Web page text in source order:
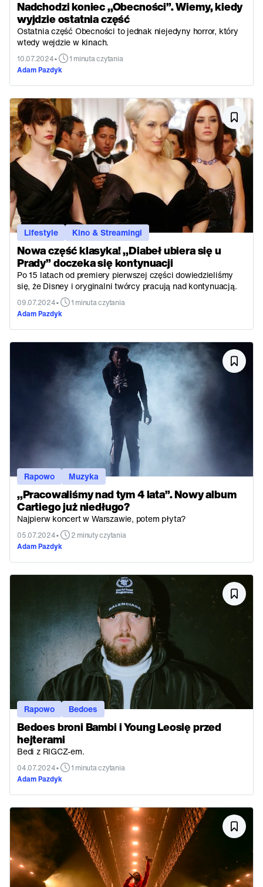
Nadchodzi koniec ,,Obecności”. Wiemy, kiedy
wyjdzie ostatnia część
Ostatnia część Obecności to jednak niejedyny horror, który
wtedy wejdzie w kinach.
10.07.2024•
1 minuta czytania
Adam Pazdyk
Nowa część klasyka! ,,Diabeł ubiera się u
Prady” doczeka się kontynuacji
Po 15 latach od premiery pierwszej części dowiedzieliśmy
się, że Disney i oryginalni twórcy pracują nad kontynuacją.
09.07.2024•
1 minuta czytania
Adam Pazdyk
Lifestyle Kino & Streamingi
,,Pracowaliśmy nad tym 4 lata”. Nowy album
Cartiego już niedługo?
Najpierw koncert w Warszawie, potem płyta?
05.07.2024•
2 minuty czytania
Adam Pazdyk
Rapowo Muzyka
Bedoes broni Bambi i Young Leosię przed
hejterami
Bedi z RIGCZ-em.
04.07.2024•
1 minuta czytania
Adam Pazdyk
Rapowo Bedoes